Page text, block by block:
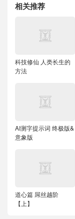
相关推荐
科技修仙 人类长生的
方法
AI测字提示词 终极版&
意象版
道心篇 屌丝越阶
【上】